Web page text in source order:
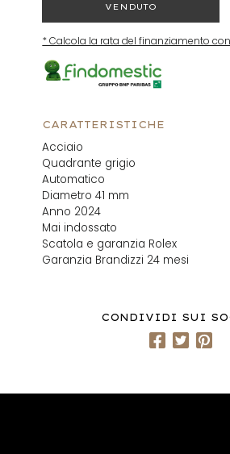
VENDUTO
* Calcola la rata del finanziamento con
CARATTERISTICHE
Acciaio
Quadrante grigio
Automatico
Diametro 41 mm
Anno 2024
Mai indossato
Scatola e garanzia Rolex
Garanzia Brandizzi 24 mesi
CONDIVIDI SUI